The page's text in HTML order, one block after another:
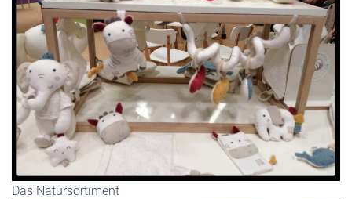
Das Natursortiment